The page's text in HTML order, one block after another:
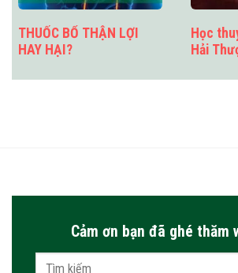
THUỐC BỔ THẬN LỢI
HAY HẠI?
Học
Hải
Cảm ơn bạn đã ghé thăm
Tìm